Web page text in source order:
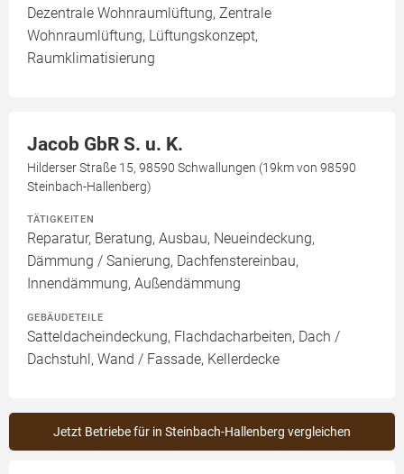
Dezentrale Wohnraumlüftung, Zentrale
Wohnraumlüftung, Lüftungskonzept,
Raumklimatisierung
Jacob GbR S. u. K.
Hilderser Straße 15, 98590 Schwallungen (19km von 98590
Steinbach-Hallenberg)
TÄTIGKEITEN
Reparatur, Beratung, Ausbau, Neueindeckung,
Dämmung / Sanierung, Dachfenstereinbau,
Innendämmung, Außendämmung
GEBÄUDETEILE
Satteldacheindeckung, Flachdacharbeiten, Dach /
Dachstuhl, Wand / Fassade, Kellerdecke
Jetzt Betriebe für in Steinbach-Hallenberg vergleichen